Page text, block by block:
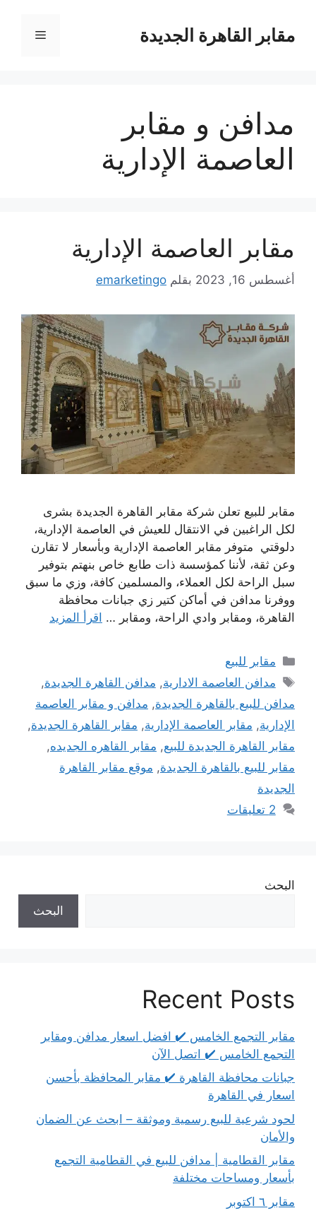
المحتوىمقابر القاهرة الجديدة القائمة
مدافن و مقابر
العاصمة الإدارية
مقابر العاصمة الإدارية
أغسطس 16, 2023 بقلم emarketingo
مقابر للبيع تعلن شركة مقابر القاهرة الجديدة بشرى
لكل الراغبين في الانتقال للعيش في العاصمة الإدارية،
دلوقتي متوفر مقابر العاصمة الإدارية وبأسعار لا تقارن
وعن ثقة، لأننا كمؤسسة ذات طابع خاص بنهتم بتوفير
سبل الراحة لكل العملاء، والمسلمين كافة، وزي ما سبق
ووفرنا مدافن في أماكن كتير زي جبانات محافظة
القاهرة، ومقابر وادي الراحة، ومقابر … اقرأ المزيد
التصنيفات
مقابر للبيع
الوسوم
مدافن العاصمة الادارية, مدافن القاهرة الجديدة,
مدافن للبيع بالقاهرة الجديدة, مدافن و مقابر العاصمة
الإدارية, مقابر العاصمة الإدارية, مقابر القاهرة الجديدة,
مقابر القاهرة الجديدة للبيع, مقابر القاهره الجديده,
مقابر للبيع بالقاهرة الجديدة, موقع مقابر القاهرة
الجديدة
2 تعليقات
البحث
البحث
Recent Posts
مقابر التجمع الخامس ✔️ افضل اسعار مدافن ومقابر
التجمع الخامس ✔️ اتصل الآن
جبانات محافظة القاهرة ✔️ مقابر المحافظة بأحسن
اسعار في القاهرة
لحود شرعية للبيع رسمية وموثقة – ابحث عن الضمان
والأمان
مقابر القطامية | مدافن للبيع في القطامية التجمع
بأسعار ومساحات مختلفة
مقابر ٦ اكتوبر